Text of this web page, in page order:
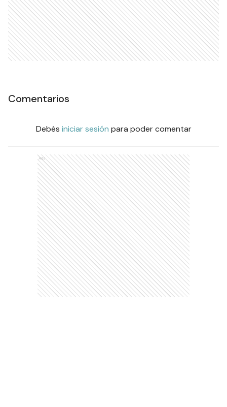
Comentarios
Debés iniciar sesión para poder comentar
Ads